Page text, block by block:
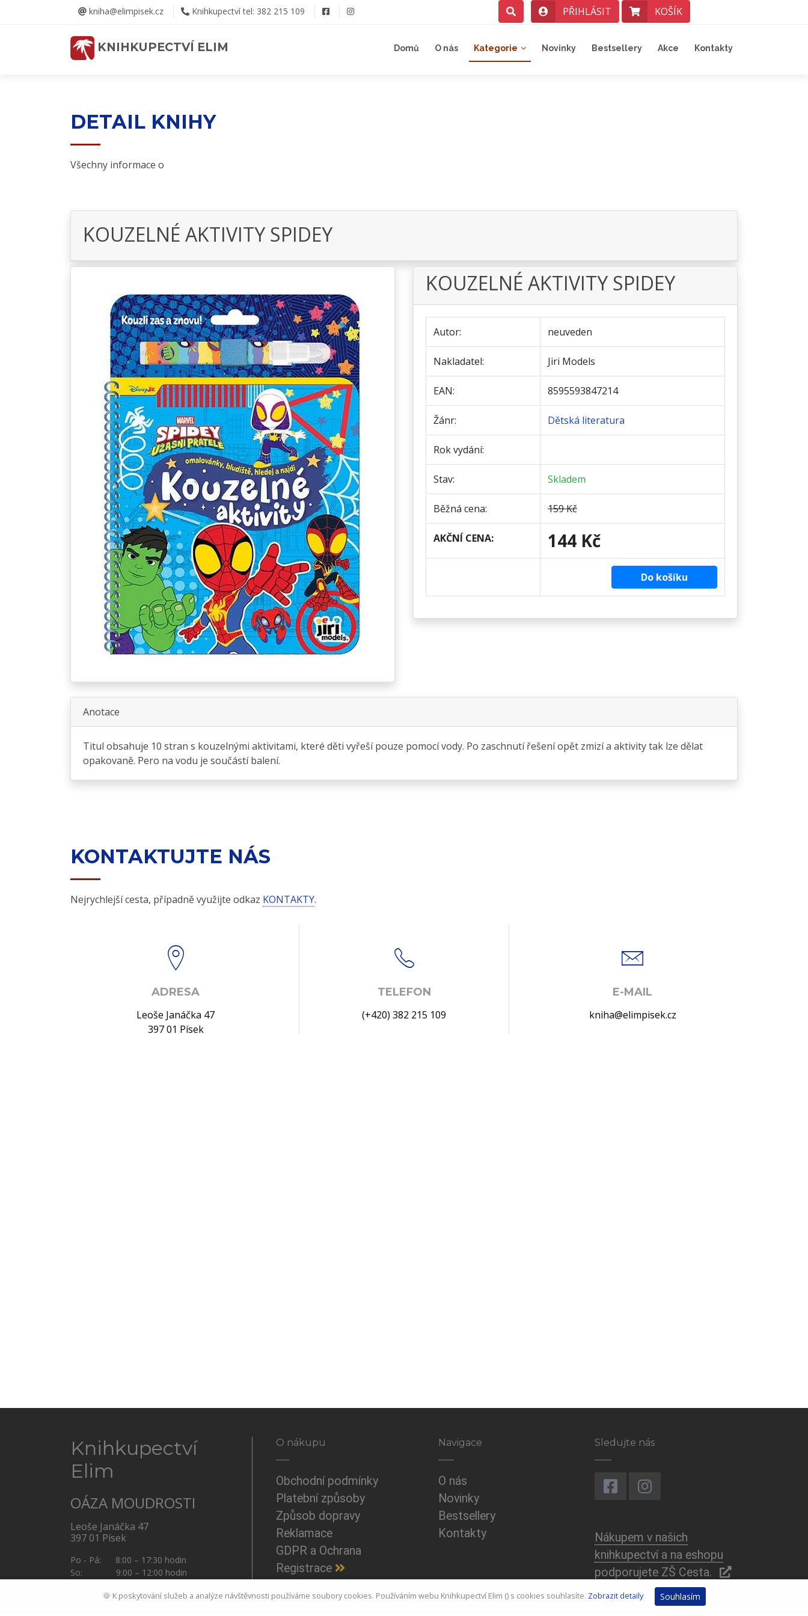
kniha@elimpisek.cz Knihkupectví tel: 382 215 109 PŘIHLÁSIT KOŠÍK
KNIHKUPECTVÍ ELIM Domů O nás Kategorie Novinky Bestsellery Akce Kontakty
DETAIL KNIHY
Všechny informace o
KOUZELNÉ AKTIVITY SPIDEY
KOUZELNÉ AKTIVITY SPIDEY
Autor: neuveden
Nakladatel: Jiri Models
EAN: 8595593847214
Žánr: Dětská literatura
Rok vydání:
Stav: Skladem
Běžná cena: 159 Kč
AKČNÍ CENA: 144 Kč
Do košíku
Anotace
Titul obsahuje 10 stran s kouzelnými aktivitami, které děti vyřeší pouze pomocí vody. Po zaschnutí řešení opět zmizí a aktivity tak lze dělat
opakovaně. Pero na vodu je součástí balení.
KONTAKTUJTE NÁS
Nejrychlejší cesta, případně využijte odkaz KONTAKTY.
ADRESA
Leoše Janáčka 47
397 01 Písek
TELEFON
(+420) 382 215 109
E-MAIL
kniha@elimpisek.cz
Knihkupectví
Elim
OÁZA MOUDROSTI
Leoše Janáčka 47
397 01 Písek
Po - Pá: 8:00 – 17:30 hodin
So: 9:00 – 12:00 hodin
O nákupu
Obchodní podmínky
Platební způsoby
Způsob dopravy
Reklamace
GDPR a Ochrana
Registrace
Navigace
O nás
Novinky
Bestsellery
Kontakty
Sledujte nás
Nákupem v našich
knihkupectví a na eshopu
podporujete ZŠ Cesta.
🍪 K poskytování služeb a analýze návštěvnosti používáme soubory cookies. Používáním webu Knihkupectví Elim () s cookies souhlasíte. Zobrazit detaily Souhlasím